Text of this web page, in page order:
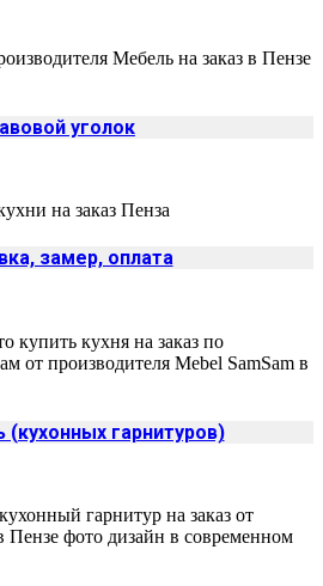
уголок
замер, оплата
(кухонных гарнитуров)